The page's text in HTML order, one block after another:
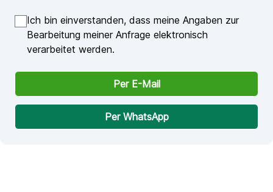
Ich bin einverstanden, dass meine Angaben zur
Bearbeitung meiner Anfrage elektronisch
verarbeitet werden.
Per E-Mail
Per WhatsApp